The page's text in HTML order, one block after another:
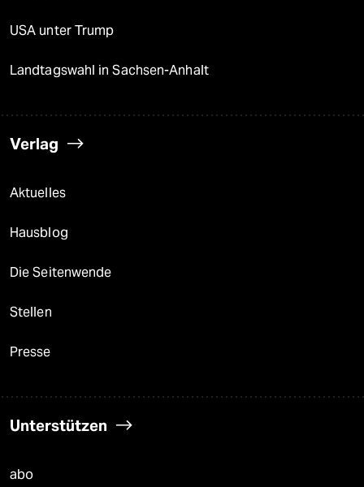
USA unter Trump
Landtagswahl in Sachsen-Anhalt
Verlag
Aktuelles
Hausblog
Die Seitenwende
Stellen
Presse
Unterstützen
abo